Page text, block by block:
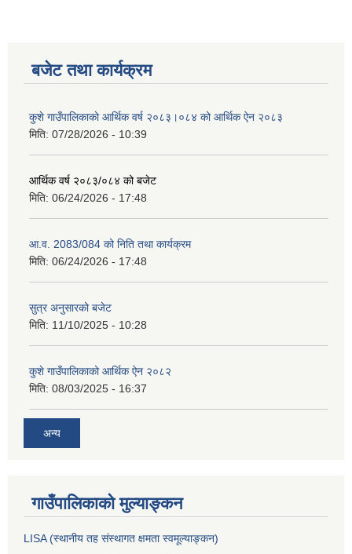
बजेट तथा कार्यक्रम
कुशे गाउँपालिकाकाे आर्थिक वर्ष २०८३।०८४ को आर्थिक ऐन २०८३
मिति: 07/28/2026 - 10:39
आर्थिक वर्ष २०८३/०८४ को बजेट
मिति: 06/24/2026 - 17:48
आ.व. 2083/084 को निति तथा कार्यक्रम
मिति: 06/24/2026 - 17:48
सुत्र अनुसारको बजेट
मिति: 11/10/2025 - 10:28
कुशे गाउँपालिकाको आर्थिक ऐन २०८२
मिति: 08/03/2025 - 16:37
अन्य
गाउँपालिकाको मुल्याङ्कन
LISA (स्थानीय तह संस्थागत क्षमता स्वमूल्याङ्कन)